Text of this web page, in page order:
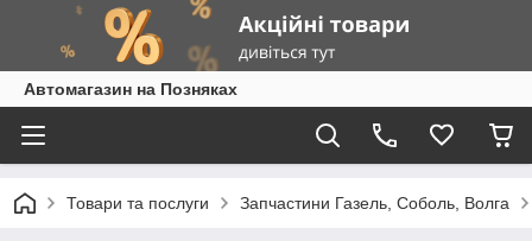
Автомагазин на Позняках
Товари та послуги Запчастини Газель, Соболь, Волга